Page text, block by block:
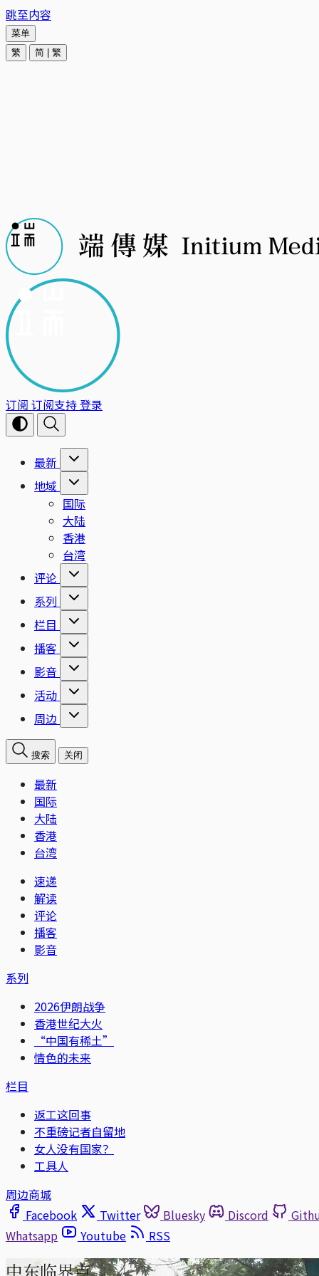
跳至内容
菜单
繁
简 繁
订阅 订阅支持登录
最新
地域
国际
大陆
香港
台湾
评论
系列
栏目
播客
影音
活动
周边
搜索 关闭
最新
国际
大陆
香港
台湾
速递
解读
评论
播客
影音
系列
2026伊朗战争
香港世纪大火
“中国有稀土”
情色的未来
栏目
返工这回事
不重磅记者自留地
女人没有国家？
工具人
周边商城
Facebook
Twitter Bluesky Discord
Whatsapp
Youtube RSS
中东临界点